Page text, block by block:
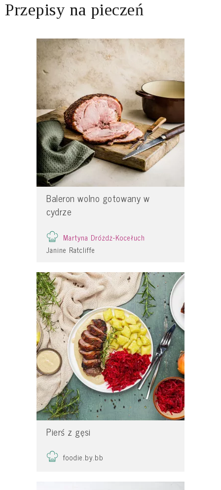
Przepisy na pieczeń
Baleron wolno gotowany w
cydrze
Martyna Dróżdż-Kocełuch
Janine Ratcliffe
Pierś z gęsi
foodie.by.bb